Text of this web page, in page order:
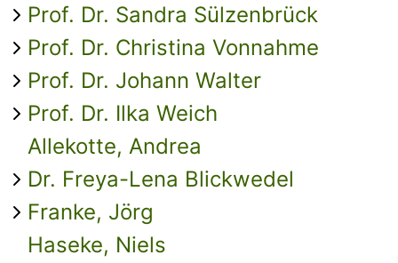
Prof. Dr. Sandra Sülzenbrück
Prof. Dr. Christina Vonnahme
Prof. Dr. Johann Walter
Prof. Dr. Ilka Weich
Allekotte, Andrea
Dr. Freya-Lena Blickwedel
Franke, Jörg
Haseke, Niels